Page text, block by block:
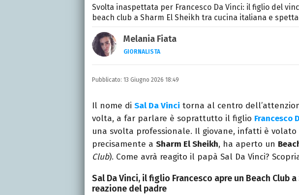
Svolta inaspettata per Francesco Da Vinci: il figlio del
beach club a Sharm El Sheikh tra cucina italiana e
Melania Fiata
GIORNALISTA
Laureata in Lettere, divoratrice di libri e
e TV.
Pubblicato: 13 Giugno 2026 18:49
Il nome di Sal Da Vinci torna al centro
volta, a far parlare è soprattutto il figlio Francesco
una svolta professionale. Il giovane, infatti è
precisamente a Sharm El Sheikh, ha aperto un
Club). Come avrà reagito il papà Sal Da Vinci?
Sal Da Vinci, il figlio Francesco apre un Beach Club
reazione del padre